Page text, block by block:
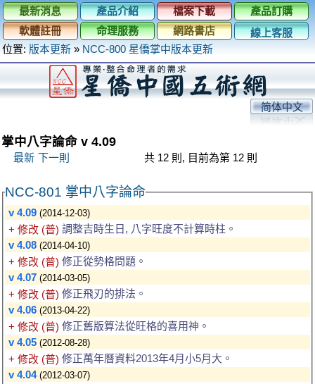
最新消息 產品介紹 檔案下載
產品訂購
軟體註冊
命理服務 網路書店
線上客服
位置: 版本更新 » NCC-800 星僑掌中版本更新
简体中文
掌中八字論命 v 4.09
最新 下一則 共 12 則, 目前為第 12 則
NCC-801 掌中八字論命
v 4.09 (2014-12-03)
+ 修改 (普) 調整吉時生日, 八字旺度不計算時柱。
v 4.08 (2014-04-10)
+ 修改 (普) 修正從勢格問題。
v 4.07 (2014-03-05)
+ 修改 (普) 修正飛刃的排法。
v 4.06 (2013-04-22)
+ 修改 (普) 修正舊版算法從旺格的喜用神。
v 4.05 (2012-08-28)
+ 修改 (普) 修正萬年曆資料2013年4月小5月大。
v 4.04 (2012-03-07)